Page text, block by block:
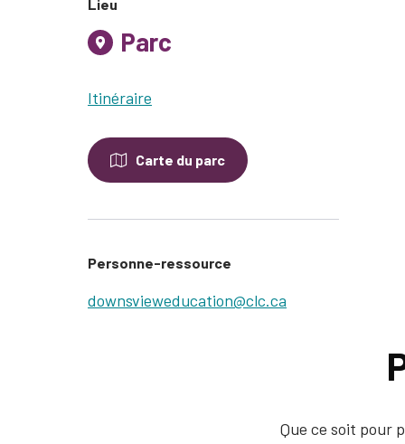
Lieu
Parc
Itinéraire
Carte du parc
Personne-ressource
downsvieweducation@clc.ca
Que ce soit pour